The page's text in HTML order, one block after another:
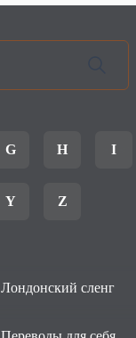
G H I
Y Z
Лондонский сленг